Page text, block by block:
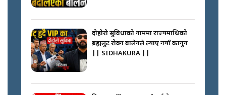
दोहोरो सुविधाको नाममा राज्यमाथिको
ब्रह्मलुट रोक्न बालेनले ल्याए नयाँ कानुन
|| SIDHAKURA ||